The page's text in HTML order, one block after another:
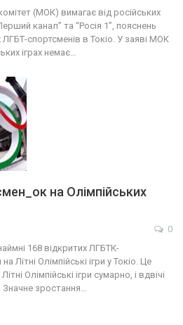
(МОК) вимагає від російських
канал” та “Росія 1”, пояснень
ЛГБТ-спортсменів в Токіо. У заяві МОК
іграх немає…
на Олімпійських
0
168 відкритих ЛГБТК-
Літні Олімпійські ігри у Токіо. Це
Олімпійські ігри сумарно, і вдвічі
Значне зростання…